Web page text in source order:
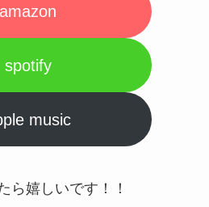
amazon
spotify
music
ら嬉しいです！！